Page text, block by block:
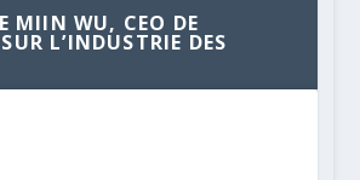
MIIN WU, CEO DE
L’INDUSTRIE DES